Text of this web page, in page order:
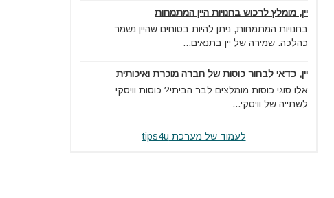
יין, מומלץ לרכוש בחנויות היין המתמחות
בחנויות המתמחות, ניתן להיות בטוחים שהיין נשמר
כהלכה. שמירה של יין בתנאים...
יין, כדאי לבחור כוסות של חברה מוכרת ואיכותית
אלו סוגי כוסות מומלצים לבר הביתי? כוסות וויסקי –
לשתייה של וויסקי...
לעמוד של מערכת tips4u